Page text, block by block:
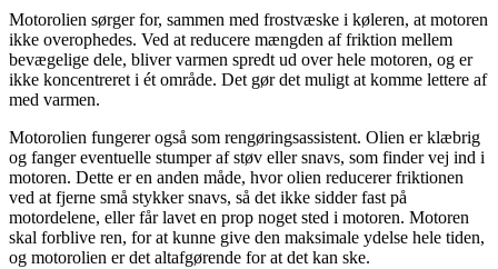
Motorolien sørger for, sammen med frostvæske i køleren, at motoren
ikke overophedes. Ved at reducere mængden af friktion mellem
bevægelige dele, bliver varmen spredt ud over hele motoren, og er
ikke koncentreret i ét område. Det gør det muligt at komme lettere af
med varmen.
Motorolien fungerer også som rengøringsassistent. Olien er klæbrig
og fanger eventuelle stumper af støv eller snavs, som finder vej ind i
motoren. Dette er en anden måde, hvor olien reducerer friktionen
ved at fjerne små stykker snavs, så det ikke sidder fast på
motordelene, eller får lavet en prop noget sted i motoren. Motoren
skal forblive ren, for at kunne give den maksimale ydelse hele tiden,
og motorolien er det altafgørende for at det kan ske.